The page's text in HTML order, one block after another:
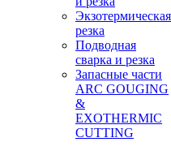
Экзотермическая
резка
Подводная
сварка и резка
Запасные части
ARC GOUGING
&
EXOTHERMIC
CUTTING